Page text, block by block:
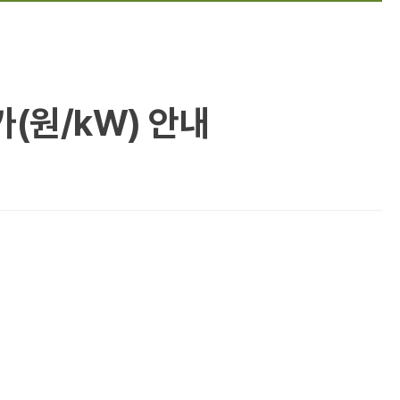
(원/kW) 안내